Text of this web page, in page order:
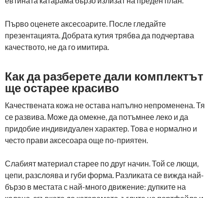
Първо оценете аксесоарите. После гледайте
презентацията. Добрата кутия трябва да подчертава
качеството, не да го имитира.
Как да разберете дали комплектът
ще остарее красиво
Качествената кожа не остава напълно непроменена. Тя
се развива. Може да омекне, да потъмнее леко и да
придобие индивидуален характер. Това е нормално и
често прави аксесоара още по-приятен.
Слабият материал старее по друг начин. Той се лющи,
цепи, разслоява и губи форма. Разликата се вижда най-
бързо в местата с най-много движение: дупките на